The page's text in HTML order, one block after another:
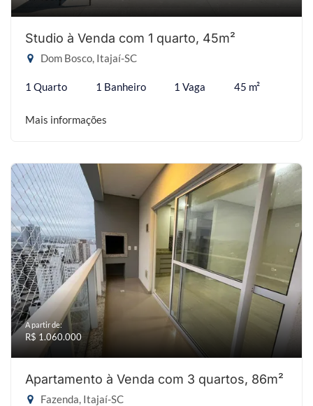
Studio à Venda com 1 quarto, 45m²
Dom Bosco, Itajaí-SC
1 Quarto 1 Banheiro 1 Vaga 45 m²
Mais informações
A partir de:
R$ 1.060.000
Apartamento à Venda com 3 quartos, 86m²
Fazenda, Itajaí-SC